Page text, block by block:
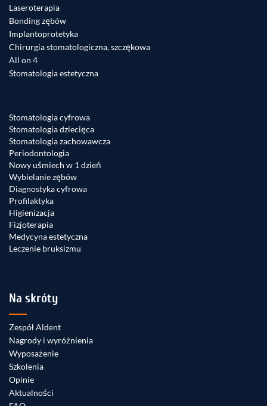
Laseroterapia
Bonding zębów
Implantoprotetyka
Chirurgia stomatologiczna, szczękowa
All on 4
Stomatologia estetyczna
Stomatologia cyfrowa
Stomatologia dziecięca
Stomatologia zachowawcza
Periodontologia
Nowy uśmiech w 1 dzień
Wybielanie zębów
Diagnostyka cyfrowa
Profilaktyka
Higienizacja
Fizjoterapia
Medycyna estetyczna
Leczenie bruksizmu
Na skróty
Zespół Aldent
Nagrody i wyróżnienia
Wyposażenie
Szkolenia
Opinie
Aktualności